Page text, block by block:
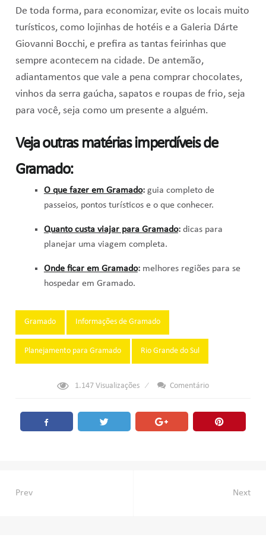
De toda forma, para economizar, evite os locais muito
turísticos, como lojinhas de hotéis e a Galeria Dárte
Giovanni Bocchi, e prefira as tantas feirinhas que
sempre acontecem na cidade. De antemão,
adiantamentos que vale a pena comprar chocolates,
vinhos da serra gaúcha, sapatos e roupas de frio, seja
para você, seja como um presente a alguém.
Veja outras matérias imperdíveis de
Gramado:
O que fazer em Gramado: guia completo de
passeios, pontos turísticos e o que conhecer.
Quanto custa viajar para Gramado: dicas para
planejar uma viagem completa.
Onde ficar em Gramado:melhores regiões para se
hospedar em Gramado.
Tags:
Gramado Informações de Gramado
Planejamento para Gramado Rio Grande do Sul
1.147 Visualizações Comentário
Navegação
Prev Next